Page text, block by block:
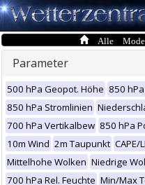
Alle
Parameter
500 hPa Geopot. Höhe 850
850 hPa Stromlinien
700 hPa Vertikalbew 850 hPa
10m Wind 2m Taupunkt CAPE/LI
Mittelhohe Wolken Niedrige
700 hPa Rel. Feuchte Min/Max